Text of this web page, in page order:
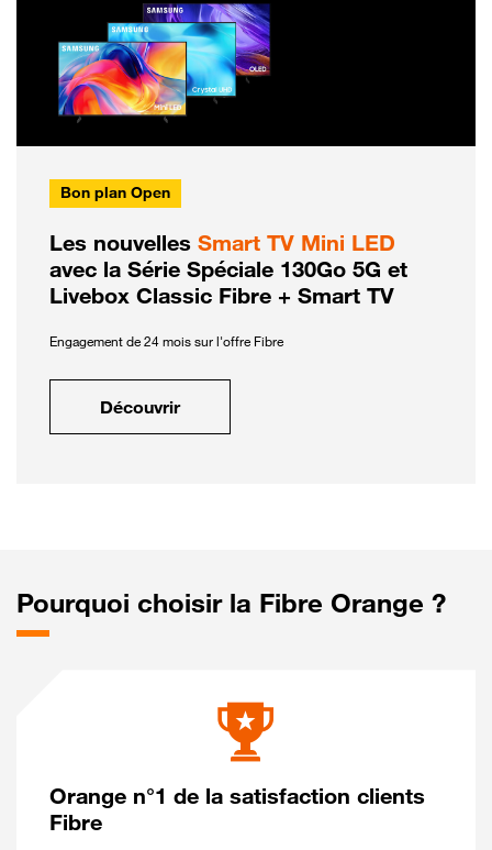
Bon plan Open
Les nouvelles Smart TV Mini LED
avec la Série Spéciale 130Go 5G et
Livebox Classic Fibre + Smart TV
Engagement de 24 mois sur l'offre Fibre
Découvrir
Pourquoi choisir la Fibre Orange ?
Orange n°1 de la satisfaction clients
Fibre